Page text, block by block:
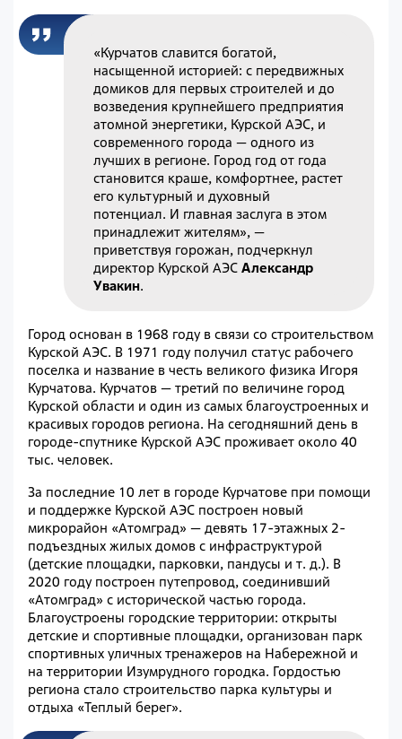
«Курчатов славится богатой,
насыщенной историей: с передвижных
домиков для первых строителей и до
возведения крупнейшего предприятия
атомной энергетики, Курской АЭС, и
современного города — одного из
лучших в регионе. Город год от года
становится краше, комфортнее, растет
его культурный и духовный
потенциал. И главная заслуга в этом
принадлежит жителям», —
приветствуя горожан, подчеркнул
директор Курской АЭСАлександр
Увакин.
Город основан в 1968 году в связи со строительством
Курской АЭС. В 1971 году получил статус рабочего
поселка и название в честь великого физика Игоря
Курчатова. Курчатов — третий по величине город
Курской области и один из самых благоустроенных и
красивых городов региона. На сегодняшний день в
городе-спутнике Курской АЭС проживает около 40
тыс. человек.
За последние 10 лет в городе Курчатове при помощи
и поддержке Курской АЭС построен новый
микрорайон «Атомград» — девять 17-этажных 2-
подъездных жилых домов с инфраструктурой
(детские площадки, парковки, пандусы и т. д.). В
2020 году построен путепровод, соединивший
«Атомград» с исторической частью города.
Благоустроены городские территории: открыты
детские и спортивные площадки, организован парк
спортивных уличных тренажеров на Набережной и
на территории Изумрудного городка. Гордостью
региона стало строительство парка культуры и
отдыха «Теплый берег».